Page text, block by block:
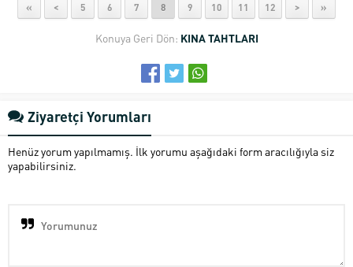
« < 5 6 7 8 9 10 11 12 > »
Konuya Geri Dön: KINA TAHTLARI
Ziyaretçi Yorumları
Henüz yorum yapılmamış. İlk yorumu aşağıdaki form aracılığıyla siz
yapabilirsiniz.